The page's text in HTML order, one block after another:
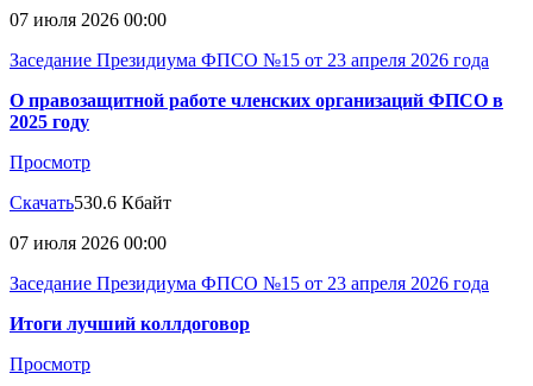
07 июля 2026 00:00
Заседание Президиума ФПСО №15 от 23 апреля 2026 года
О правозащитной работе членских организаций ФПСО в
2025 году
Просмотр
Скачать530.6 Кбайт
07 июля 2026 00:00
Заседание Президиума ФПСО №15 от 23 апреля 2026 года
Итоги лучший коллдоговор
Просмотр